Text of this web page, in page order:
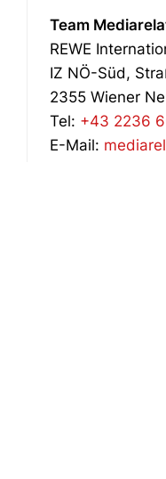
Team
REWE
IZ NÖ-Süd,
2355 Wiener
Tel: +43 2236
E-Mail: